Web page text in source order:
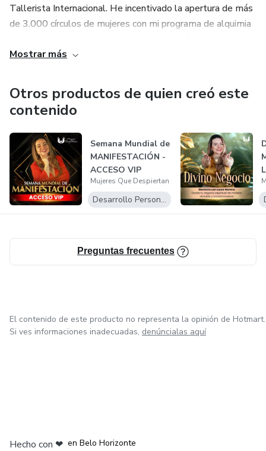
Tallerista Internacional. He incentivado la apertura de más
de 3.000 círculos de mujeres con mi programa de alquimia
Acuerdo de la Nueva Mujer. He acompañado con mi
últimos 7 años y más de 2.000 mujeres se han formado
en procesos profundos para ser líderes.
Mostrar más
Otros productos de quien creó este
contenido
Semana Mundial de
MANIFESTACIÓN -
ACCESO VIP
Mujeres Que Despiertan
Desarrollo Personal
Preguntas frecuentes
El contenido de este producto no representa la opinión de Hotmart.
Si ves informaciones inadecuadas, denúncialas aquí
Hecho con ❤ en Belo Horizonte